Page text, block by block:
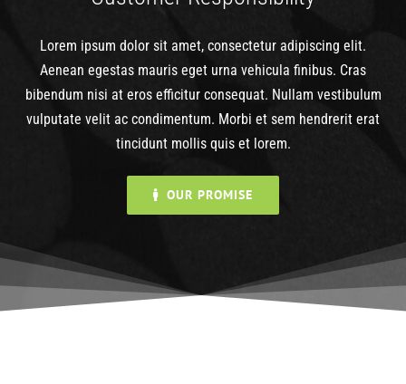
Lorem ipsum dolor sit amet, consectetur adipiscing elit.
Aenean egestas mauris eget urna vehicula finibus. Cras
bibendum nisi at eros efficitur consequat. Nullam vestibulum
vulputate velit ac condimentum. Morbi et sem hendrerit erat
tincidunt mollis quis et lorem.
OUR PROMISE